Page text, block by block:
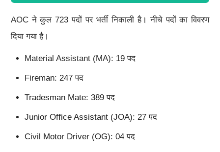
AOC ने कुल 723 पदों पर भर्ती निकाली है। नीचे पदों का विवरण
दिया गया है।
Material Assistant (MA): 19 पद
Fireman: 247 पद
Tradesman Mate: 389 पद
Junior Office Assistant (JOA): 27 पद
Civil Motor Driver (OG): 04 पद